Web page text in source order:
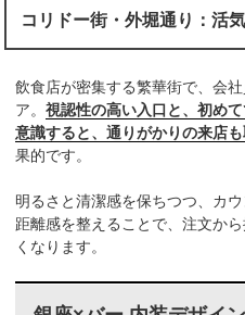
コリドー街・外堀通り：活
飲食店が密集する繁華街で、会
ア。視認性の高い入口と、初め
意識すると、通りがかりの来店
果的です。
明るさと清潔感を保ちつつ、カ
距離感を整えることで、注文か
くなります。